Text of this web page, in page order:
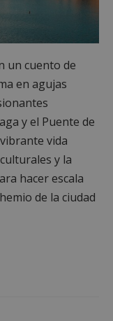
un cuento de
en agujas
y el Puente de
vida
y la
hacer escala
de la ciudad